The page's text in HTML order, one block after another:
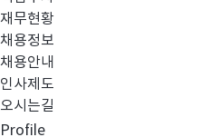
재무현황
채용정보
채용안내
인사제도
오시는길
Profile
펀드선택